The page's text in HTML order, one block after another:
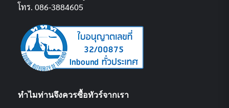
โทร. 086-3884605
ทำไมท่านจึงควรซื้อทัวร์จากเรา